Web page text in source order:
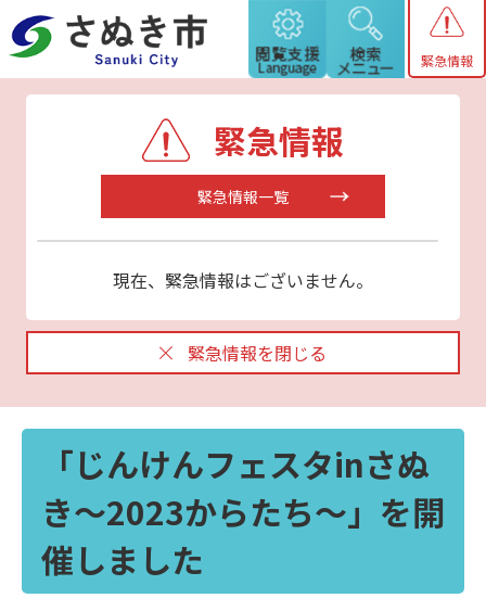
緊急情報
緊急情報
緊急情報一覧
現在、緊急情報はございません。
緊急情報を閉じる
「じんけんフェスタinさぬ
き～2023からたち～」を開
催しました